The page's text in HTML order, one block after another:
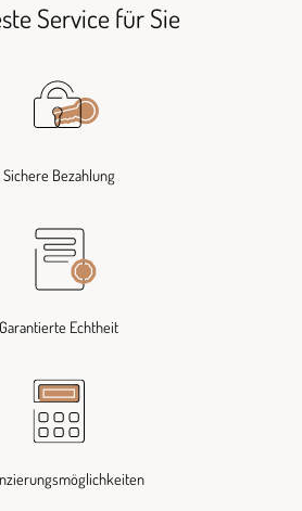
Service für Sie
Sichere Bezahlung
Garantierte Echtheit